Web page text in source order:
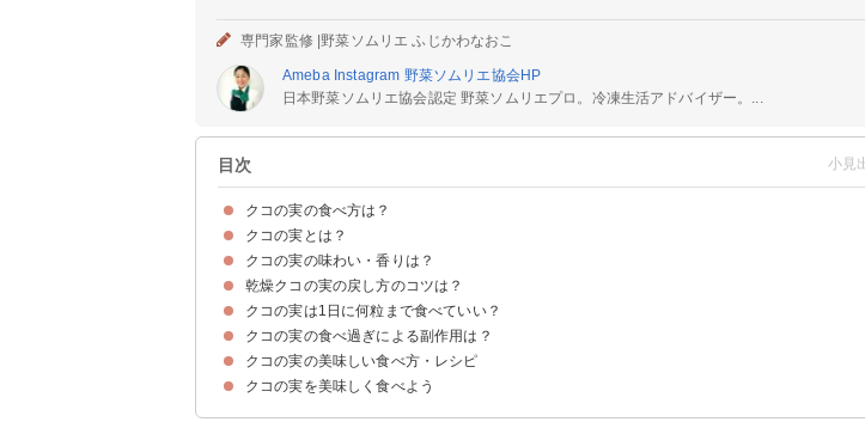
専門家監修 | 野菜ソムリエ ふじかわなおこ
Ameba Instagram 野菜ソムリエ協会HP
日本野菜ソムリエ協会認定 野菜ソムリエプロ。冷凍生活アドバイザー。...
目次
クコの実の食べ方は？
クコの実とは？
クコの実とはスーパーフードの一種
クコの実の栄養や効果・効能
クコの実の味わい・香りは？
生のクコの実の味わい・香り
乾燥クコの実の味わい・香り
乾燥クコの実の戻し方のコツは？
乾燥クコの実は半分水に浸かる程度で戻す
乾燥クコの実をそのまま食べても美味しい
クコの実は1日に何粒まで食べていい？
クコの実を食べる量は1日15~20粒までにする
クコの実の食べ過ぎによる副作用は？
①妊娠中絶作用がある
②急性中毒症状になる
③慢性中毒症状になる
クコの実の美味しい食べ方・レシピ
①鶏の骨付き肉のサムゲタンスープ
②薬膳パエリア
③クコの実のパウンドケーキ
④甘酒とクコの実の薬膳デザート
⑤クコの実入りヨーグルト
⑥クコの実入りアレンジティー
⑦ゴジベリーモヒート
クコの実を美味しく食べよう